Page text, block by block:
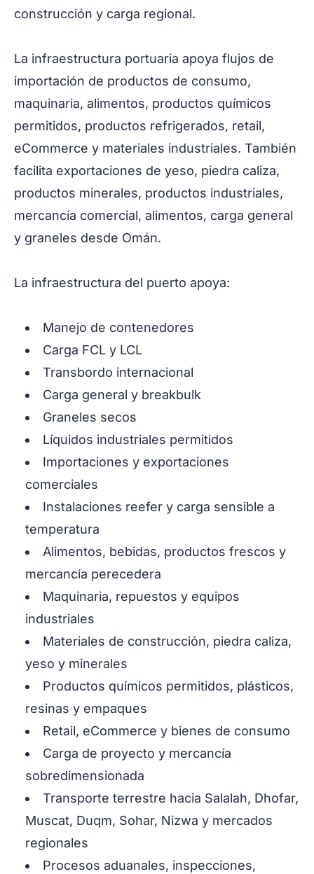
construcción y carga regional.
La infraestructura portuaria apoya flujos de
importación de productos de consumo,
maquinaria, alimentos, productos químicos
permitidos, productos refrigerados, retail,
eCommerce y materiales industriales. También
facilita exportaciones de yeso, piedra caliza,
productos minerales, productos industriales,
mercancía comercial, alimentos, carga general
y graneles desde Omán.
La infraestructura del puerto apoya:
Manejo de contenedores
Carga FCL y LCL
Transbordo internacional
Carga general y breakbulk
Graneles secos
Líquidos industriales permitidos
Importaciones y exportaciones
comerciales
Instalaciones reefer y carga sensible a
temperatura
Alimentos, bebidas, productos frescos y
mercancía perecedera
Maquinaria, repuestos y equipos
industriales
Materiales de construcción, piedra caliza,
yeso y minerales
Productos químicos permitidos, plásticos,
resinas y empaques
Retail, eCommerce y bienes de consumo
Carga de proyecto y mercancía
sobredimensionada
Transporte terrestre hacia Salalah, Dhofar,
Muscat, Duqm, Sohar, Nizwa y mercados
regionales
Procesos aduanales, inspecciones,